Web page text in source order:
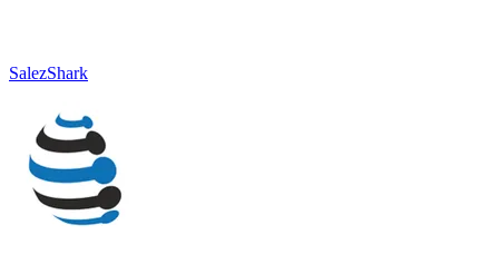
SalezShark